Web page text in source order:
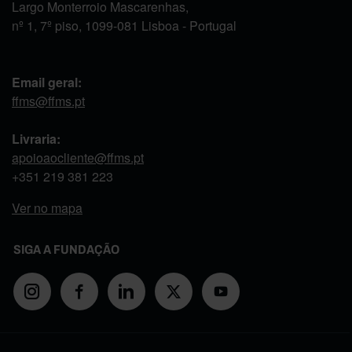
Largo Monterroio Mascarenhas,
nº 1, 7º piso, 1099-081 Lisboa - Portugal
Email geral:
ffms@ffms.pt
Livraria:
apoioaocliente@ffms.pt
+351 219 381 223
Ver no mapa
SIGA A FUNDAÇÃO